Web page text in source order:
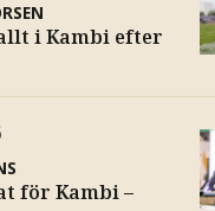
i Kambi efter
för Kambi –